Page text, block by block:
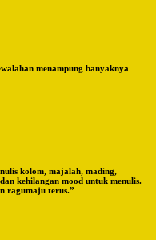
menampung banyaknya
kolom, majalah, mading,
kehilangan mood untuk menulis.
ragumaju terus.”